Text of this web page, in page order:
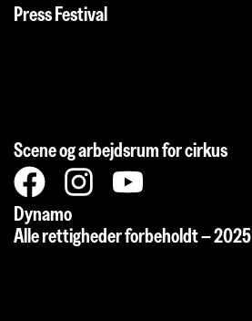
Press Festival
Scene og arbejdsrum for cirkus
Dynamo
Alle rettigheder forbeholdt – 2025